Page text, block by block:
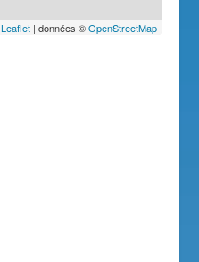
Leaflet| données ©OpenStreetMap